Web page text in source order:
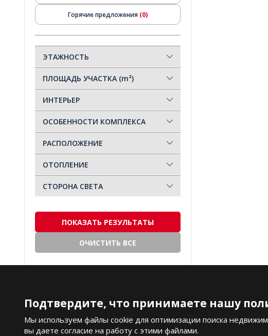
Горячие предложения (0)
Готово к заселению(1)
Для инвестиций
Краткосрочная аренда
Новостройка(2)
Современный(2)
Элитный(0)
ЭТАЖНОСТЬ
ПЛОЩАДЬ УЧАСТКА (m²)
ИНТЕРЬЕР
ОСОБЕННОСТИ КОМПЛЕКСА
РАСПОЛОЖЕНИЕ
ОТОПЛЕНИЕ
СТОРОНА СВЕТА
ПОКАЗАТЬ РЕЗУЛЬТАТЫ
ОЧИСТИТЬ ВСЕ
ИЗБРАННОЕ
Подтвердите, что принимаете нашу
Мы используем файлы cookie для оптимизации поиска
вы даете согласие на работу с этими файлами.